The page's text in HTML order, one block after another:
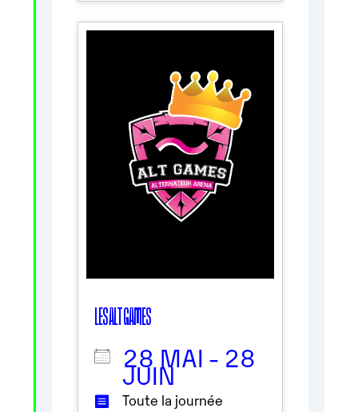
LES ALT GAMES
28 MAI - 28
JUIN
Toute la journée